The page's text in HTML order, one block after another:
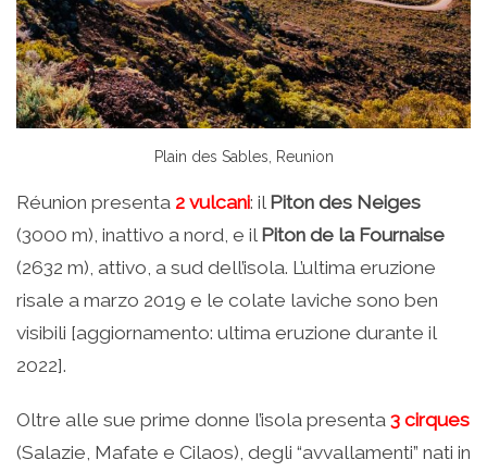
Plain des Sables, Reunion
Réunion presenta 2 vulcani: il Piton des Neiges
(3000 m), inattivo a nord, e il Piton de la Fournaise
(2632 m), attivo, a sud dell’isola. L’ultima eruzione
risale a marzo 2019 e le colate laviche sono ben
visibili [aggiornamento: ultima eruzione durante il
2022].
Oltre alle sue prime donne l’isola presenta 3 cirques
(Salazie, Mafate e Cilaos), degli “avvallamenti” nati in